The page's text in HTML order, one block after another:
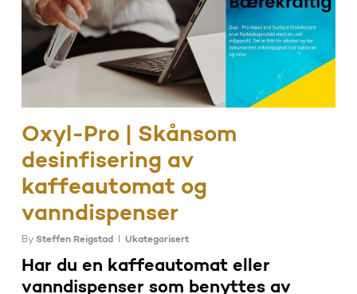
Oxyl-Pro | Skånsom
desinfisering av
kaffeautomat og
vanndispenser
By Steffen Reigstad Ukategorisert
Har du en kaffeautomat eller
vanndispenser som benyttes av